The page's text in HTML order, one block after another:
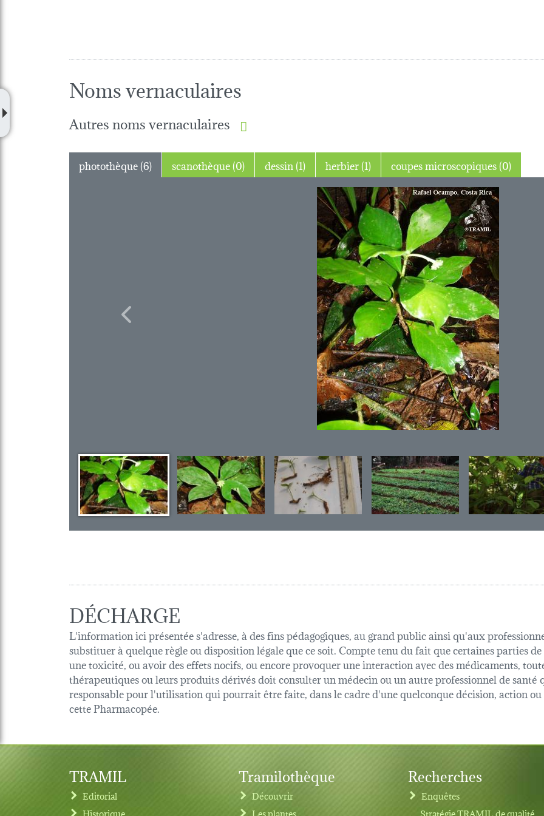
Noms vernaculaires
Autres noms vernaculaires
photothèque (6) scanothèque (0) dessin (1) herbier (1) coupes microscopiques (0)
Previous
DÉCHARGE
L'information ici présentée s'adresse, à des fins pédagogiques, au grand public ainsi qu'aux
substituer à quelque règle ou disposition légale que ce soit. Compte tenu du fait que certaines parties
une toxicité, ou avoir des effets nocifs, ou encore provoquer une interaction avec des médicaments,
thérapeutiques ou leurs produits dérivés doit consulter un médecin ou un autre professionnel de
responsable pour l'utilisation qui pourrait être faite, dans le cadre d'une quelconque décision, action
cette Pharmacopée.
TRAMIL
Editorial
Tramilothèque
Découvrir
Recherches
Enquêtes